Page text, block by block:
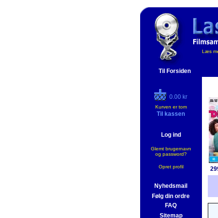
Til Forsiden
Læs
0.00 kr
Kurven er tom
Til kassen
Log ind
Glemt brugernavn
og password?
Opret profil
Nyhedsmail
Følg din ordre
FAQ
Sitemap